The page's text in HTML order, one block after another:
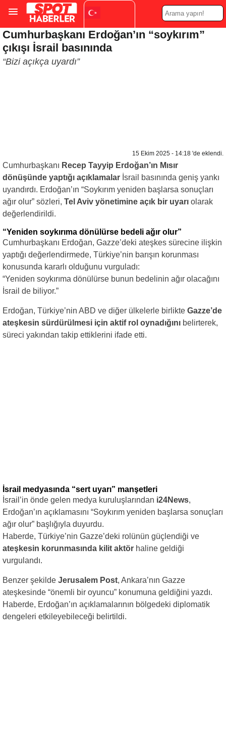
Turkish ▼
Cumhurbaşkanı Erdoğan’ın “soykırım”
çıkışı İsrail basınında
“Bizi açıkça uyardı”
15 Ekim 2025 - 14:18 'de eklendi.
Cumhurbaşkanı Recep Tayyip Erdoğan’ın Mısır
dönüşünde yaptığı açıklamalar İsrail basınında geniş yankı
uyandırdı. Erdoğan’ın “Soykırım yeniden başlarsa sonuçları
ağır olur” sözleri, Tel Aviv yönetimine açık bir uyarı olarak
değerlendirildi.
“Yeniden soykırıma dönülürse bedeli ağır olur”
Cumhurbaşkanı Erdoğan, Gazze’deki ateşkes sürecine ilişkin
yaptığı değerlendirmede, Türkiye’nin barışın korunması
konusunda kararlı olduğunu vurguladı:
“Yeniden soykırıma dönülürse bunun bedelinin ağır olacağını
İsrail de biliyor.”
Erdoğan, Türkiye’nin ABD ve diğer ülkelerle birlikte Gazze’de
ateşkesin sürdürülmesi için aktif rol oynadığını belirterek,
süreci yakından takip ettiklerini ifade etti.
İsrail medyasında “sert uyarı” manşetleri
İsrail’in önde gelen medya kuruluşlarından i24News,
Erdoğan’ın açıklamasını “Soykırım yeniden başlarsa sonuçları
ağır olur” başlığıyla duyurdu.
Haberde, Türkiye’nin Gazze’deki rolünün güçlendiği ve
ateşkesin korunmasında kilit aktör haline geldiği
vurgulandı.
Benzer şekilde Jerusalem Post, Ankara’nın Gazze
ateşkesinde “önemli bir oyuncu” konumuna geldiğini yazdı.
Haberde, Erdoğan’ın açıklamalarının bölgedeki diplomatik
dengeleri etkileyebileceği belirtildi.